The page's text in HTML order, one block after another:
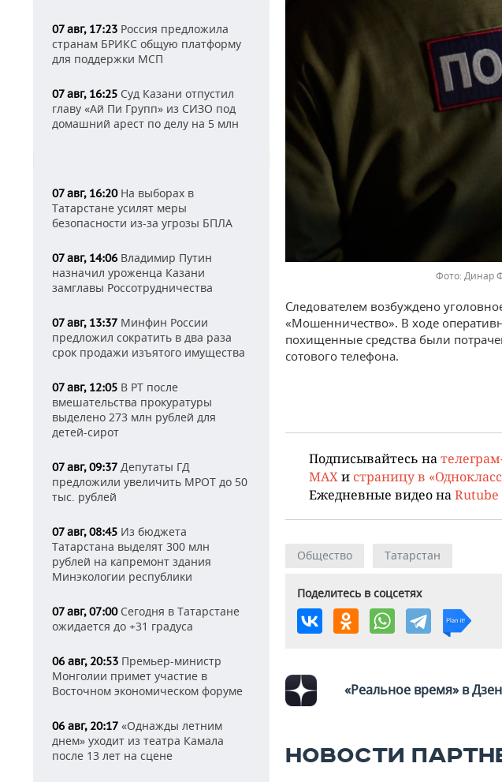
07 авг, 17:23 Россия предложила
странам БРИКС общую платформу
для поддержки МСП
07 авг, 16:25 Суд Казани отпустил
главу «Ай Пи Групп» из СИЗО под
домашний арест по делу на 5 млн
07 авг, 16:20На выборах в
Татарстане усилят меры
безопасности из-за угрозы БПЛА
07 авг, 14:06 Владимир Путин
назначил уроженца Казани
замглавы Россотрудничества
07 авг, 13:37 Минфин России
предложил сократить в два раза
срок продажи изъятого имущества
07 авг, 12:05 В РТ после
вмешательства прокуратуры
выделено 273 млн рублей для
детей-сирот
07 авг, 09:37 Депутаты ГД
предложили увеличить МРОТ до 50
тыс. рублей
07 авг, 08:45 Из бюджета
Татарстана выделят 300 млн
рублей на капремонт здания
Минэкологии республики
07 авг, 07:00Сегодня в Татарстане
ожидается до +31 градуса
06 авг, 20:53 Премьер-министр
Монголии примет участие в
Восточном экономическом форуме
06 авг, 20:17 «Однажды летним
днем» уходит из театра Камала
после 13 лет на сцене
Динар
Следователем возбуждено
«Мошенничество». В ходе
похищенные средства были
сотового телефона.
Подписывайтесь на
MAX и страницу в
Ежедневные видео на Rutube
Общество Татарстан
Поделитесь в соцсетях
«Реальное время» в Дзен
НОВОСТИ